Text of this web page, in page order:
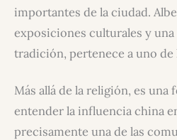
importantes de la ciudad.
exposiciones culturales y una
tradición, pertenece a uno de
Más allá de la religión, es una
entender la influencia china
precisamente una de las